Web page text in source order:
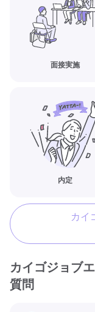
面接実施
内定
カイ
カイゴジョブ
質問